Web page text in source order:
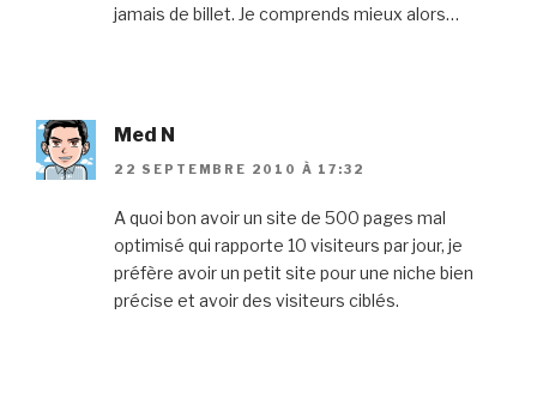
jamais de billet. Je comprends mieux alors…
Med N
22 SEPTEMBRE 2010 À 17:32
A quoi bon avoir un site de 500 pages mal
optimisé qui rapporte 10 visiteurs par jour, je
préfère avoir un petit site pour une niche bien
précise et avoir des visiteurs ciblés.